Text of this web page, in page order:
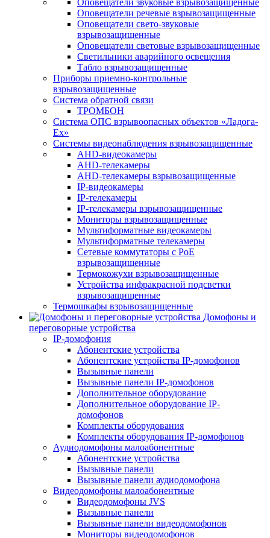
Оповещатели звуковые взрывозащищенные
Оповещатели речевые взрывозащищенные
Оповещатели свето-звуковые
взрывозащищенные
Оповещатели световые взрывозащищенные
Светильники аварийного освещения
Табло взрывозащищенные
Приборы приемно-контрольные
взрывозащищенные
Система обратной связи
ТРОМБОН
Система ОПС взрывоопасных объектов «Ладога-
Ex»
Системы видеонаблюдения взрывозащищенные
AHD-видеокамеры
AHD-телекамеры
AHD-телекамеры взрывозащищенные
IP-видеокамеры
IP-телекамеры
IP-телекамеры взрывозащищенные
Мониторы взрывозащищенные
Мультиформатные видеокамеры
Мультиформатные телекамеры
Сетевые коммутаторы с РоЕ
взрывозащищенные
Термокожухи взрывозащищенные
Устройства инфракрасной подсветки
взрывозащищенные
Термошкафы взрывозащищенные
Домофоны и
переговорные устройства
IP-домофония
Абонентские устройства
Абонентские устройства IP-домофонов
Вызывные панели
Вызывные панели IP-домофонов
Дополнительное оборудование
Дополнительное оборудование IP-
домофонов
Комплекты оборудования
Комплекты оборудования IP-домофонов
Аудиодомофоны малоабонентные
Абонентские устройства
Вызывные панели
Вызывные панели аудиодомофона
Видеодомофоны малоабонентные
Видеодомофоны JVS
Вызывные панели
Вызывные панели видеодомофонов
Мониторы видеодомофонов